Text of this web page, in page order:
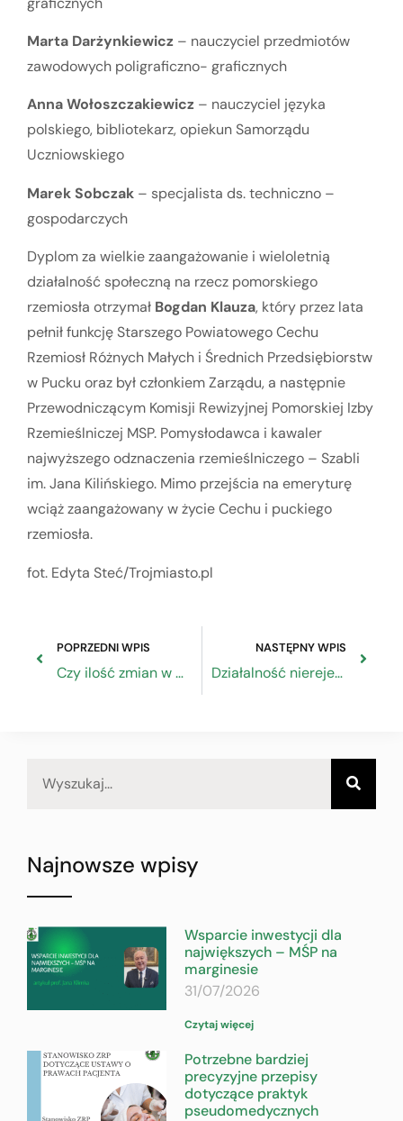
Marta Darżynkiewicz – nauczyciel przedmiotów
zawodowych poligraficzno- graficznych
Anna Wołoszczakiewicz – nauczyciel języka
polskiego, bibliotekarz, opiekun Samorządu
Uczniowskiego
Marek Sobczak – specjalista ds. techniczno –
gospodarczych
Dyplom za wielkie zaangażowanie i wieloletnią
działalność społeczną na rzecz pomorskiego
rzemiosła otrzymał Bogdan Klauza, który przez lata
pełnił funkcję Starszego Powiatowego Cechu
Rzemiosł Różnych Małych i Średnich Przedsiębiorstw
w Pucku oraz był członkiem Zarządu, a następnie
Przewodniczącym Komisji Rewizyjnej Pomorskiej Izby
Rzemieślniczej MSP. Pomysłodawca i kawaler
najwyższego odznaczenia rzemieślniczego – Szabli
im. Jana Kilińskiego. Mimo przejścia na emeryturę
wciąż zaangażowany w życie Cechu i puckiego
rzemiosła.
fot. Edyta Steć/Trojmiasto.pl
POPRZEDNI WPIS
Czy ilość zmian w prawie podatkowym zniechęci przedsiębiorców?
NASTĘPNY WPIS
Działalność nierejestrowana Poradnik
Najnowsze wpisy
Wsparcie inwestycji dla
największych – MŚP na
marginesie
31/07/2026
Czytaj więcej
Potrzebne bardziej
precyzyjne przepisy
dotyczące praktyk
pseudomedycznych